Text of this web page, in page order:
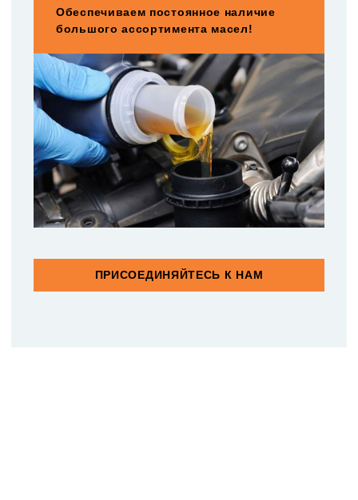
Обеспечиваем постоянное наличие
большого ассортимента масел!
ПРИСОЕДИНЯЙТЕСЬ К НАМ